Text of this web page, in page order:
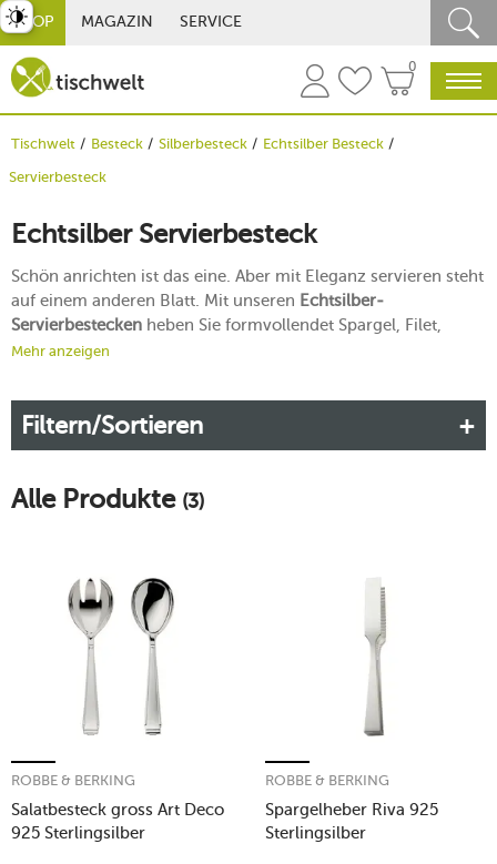
SHOP MAGAZIN SERVICE
0
Tischwelt Besteck Silberbesteck
Echtsilber Besteck
Servierbesteck
Echtsilber Servierbesteck
Schön anrichten ist das eine. Aber mit Eleganz servieren steht
auf einem anderen Blatt. Mit unseren Echtsilber-
Servierbestecken heben Sie formvollendet Spargel, Filet,
Salate und weitere sensible Speisen gekonnt auf die Teller.
unserem silbernen Hummerstift aus.
Mehr anzeigen
Filtern/Sortieren
Alle Produkte (3)
Salatbesteck gross Art Deco
925 Sterlingsilber
ROBBE & BERKING
Spargelheber Riva 925
Sterlingsilber
ROBBE & BERKING
umschalten